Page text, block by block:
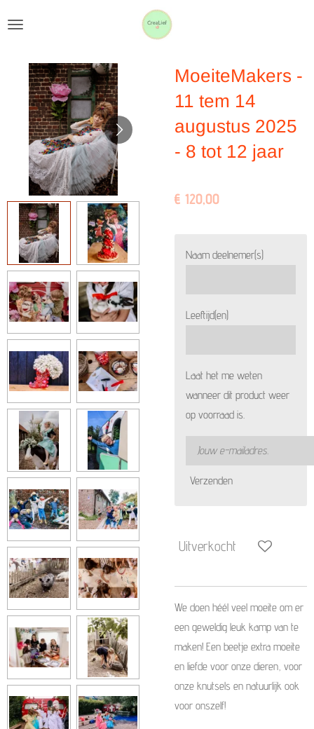
hoofdinhoud
MoeiteMakers -
11 tem 14
augustus 2025
- 8 tot 12 jaar
€ 120,00
Naam deelnemer(s)
Leeftijd(en)
Laat het me weten
wanneer dit product weer
op voorraad is.
Verzenden
Uitverkocht
We doen héél veel moeite om er
een geweldig leuk kamp van te
maken! Een beetje extra moeite
en liefde voor onze dieren, voor
onze knutsels en natuurlijk ook
voor onszelf!